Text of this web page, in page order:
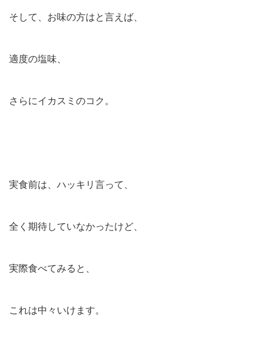
そして、お味の方はと言えば、
適度の塩味、
さらにイカスミのコク。
実食前は、ハッキリ言って、
全く期待していなかったけど、
実際食べてみると、
これは中々いけます。